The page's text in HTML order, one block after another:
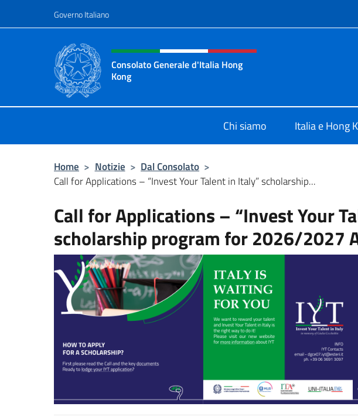
Governo Italiano
Intestazione sito, social e menù
Consolato Generale d'Italia Hong
Kong
Chi siamo Italia e Hong
Home > Notizie > Dal Consolato >
Call for Applications – “Invest Your Talent in Italy” scholarship...
Call for Applications – “Invest Your
scholarship program for 2026/2027